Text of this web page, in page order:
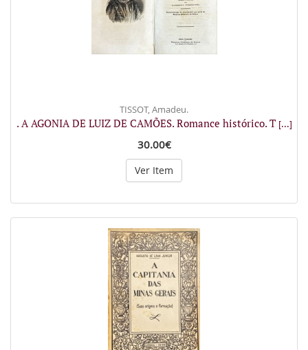
TISSOT, Amadeu.
. A AGONIA DE LUIZ DE CAMÕES. Romance histórico. T [...]
30.00€
Ver Item